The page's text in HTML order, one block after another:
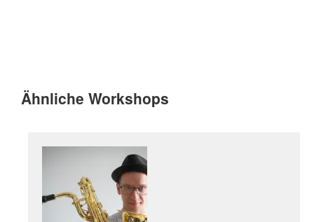
Ähnliche Workshops